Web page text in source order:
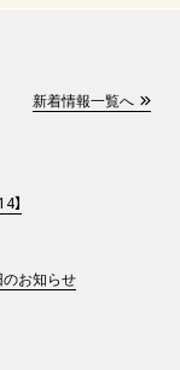
新着情報一覧へ
】
のお知らせ